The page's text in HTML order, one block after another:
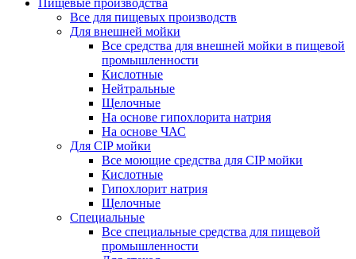
Пищевые производства
Все для пищевых производств
Для внешней мойки
Все средства для внешней мойки в пищевой
промышленности
Кислотные
Нейтральные
Щелочные
На основе гипохлорита натрия
На основе ЧАС
Для CIP мойки
Все моющие средства для CIP мойки
Кислотные
Гипохлорит натрия
Щелочные
Специальные
Все специальные средства для пищевой
промышленности